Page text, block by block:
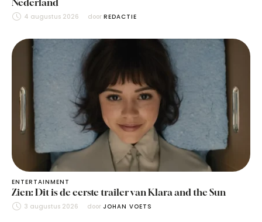
Nederland
4 augustus 2026 door REDACTIE
ENTERTAINMENT
Zien: Dit is de eerste trailer van Klara and the Sun
3 augustus 2026 door JOHAN VOETS